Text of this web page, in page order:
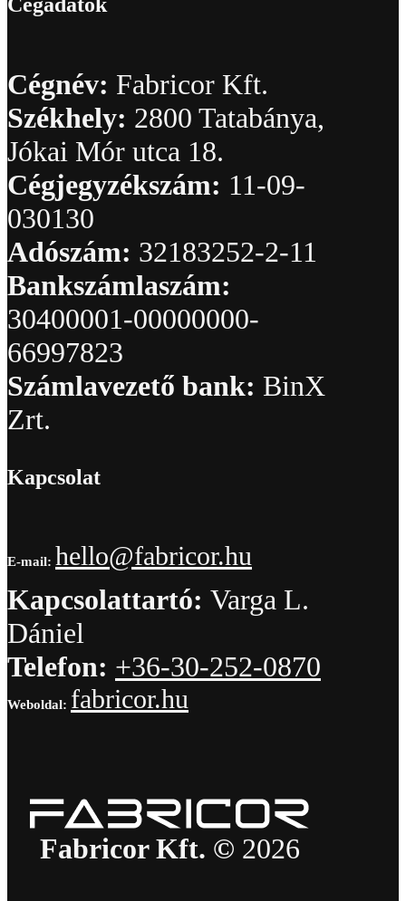
Cégnév: Fabricor Kft.
Székhely: 2800 Tatabánya,
Jókai Mór utca 18.
Cégjegyzékszám: 11-09-
030130
Adószám: 32183252-2-11
Bankszámlaszám:
30400001-00000000-
66997823
Számlavezető bank: BinX
Zrt.
Kapcsolat
E-mail: hello@fabricor.hu
Kapcsolattartó: Varga L.
Dániel
Telefon: +36-30-252-0870
Weboldal: fabricor.hu
Fabricor Kft. © 2026